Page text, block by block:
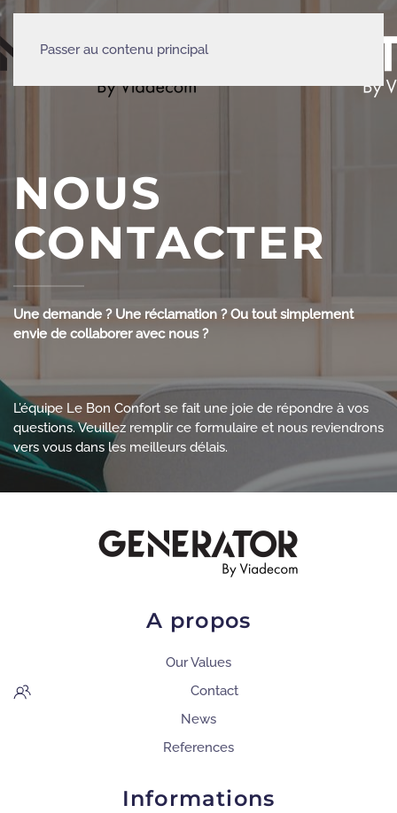
Passer au contenu principal
NOUS
CONTACTER
Une demande ? Une réclamation ? Ou tout simplement
envie de collaborer avec nous ?
L’équipe Le Bon Confort se fait une joie de répondre à vos
questions. Veuillez remplir ce formulaire et nous reviendrons
vers vous dans les meilleurs délais.
A propos
Our Values
Contact
News
References
Informations